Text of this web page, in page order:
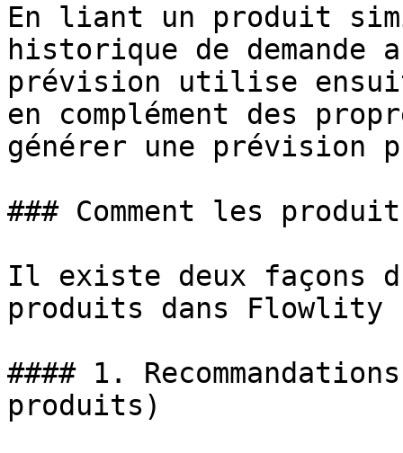
En liant un produit
historique de
prévision utilise
en complément des
générer une
### Comment les
Il existe deux façons
produits dans Flowlity
#### 1.
produits)